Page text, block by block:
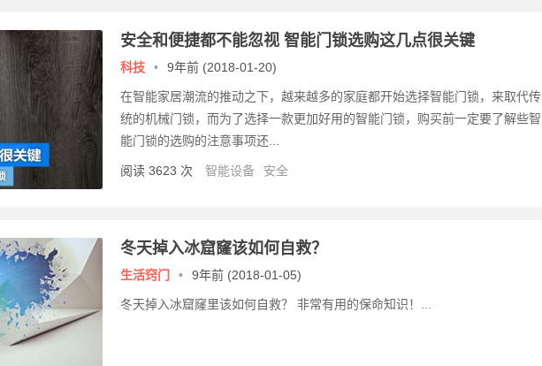
安全和便捷都不能忽视 智能门锁选购这几点很关键
科技 • 9年前 (2018-01-20)
在智能家居潮流的推动之下，越来越多的家庭都开始选择智能门锁，来取代传
统的机械门锁，而为了选择一款更加好用的智能门锁，购买前一定要了解些智
能门锁的选购的注意事项还...
阅读 3623 次 智能设备 安全
冬天掉入冰窟窿该如何自救？
生活窍门 • 9年前 (2018-01-05)
冬天掉入冰窟窿里该如何自救？ 非常有用的保命知识！...